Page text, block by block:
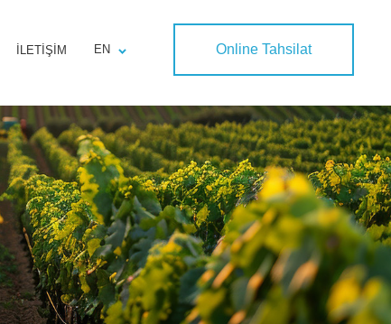
İLETIŞIM EN Online Tahsilat